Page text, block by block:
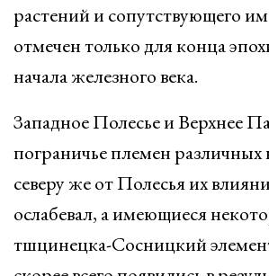
растений и сопутствующего
отмечен только для конца
начала железного века.
Западное Полесье и Верхнее
пограничье племен различных
северу же от Полесья их
ослабевал, а имеющиеся
тшцинецка-Сосницкий